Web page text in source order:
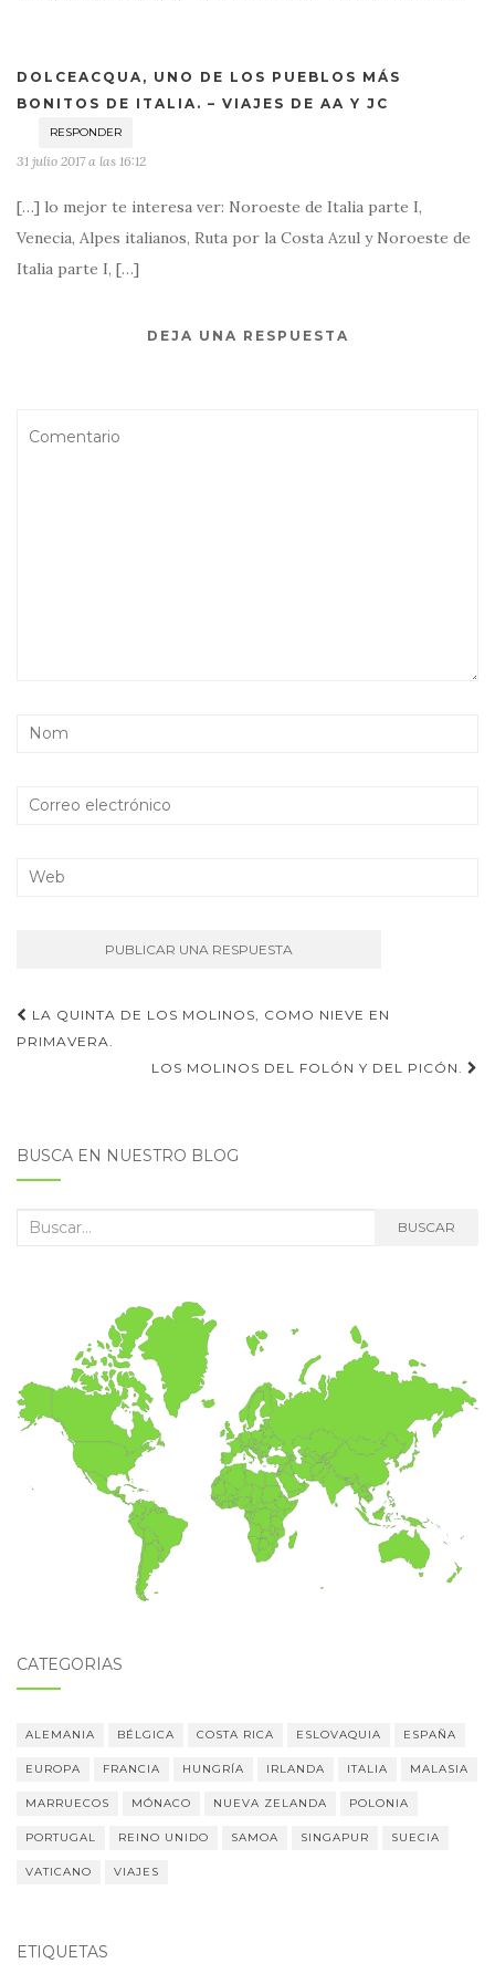
DOLCEACQUA, UNO DE LOS PUEBLOS MÁS
BONITOS DE ITALIA. – VIAJES DE AA Y JC
RESPONDER
31 julio 2017 a las 16:12
[…] lo mejor te interesa ver: Noroeste de Italia parte I,
Venecia, Alpes italianos, Ruta por la Costa Azul y Noroeste de
Italia parte I, […]
DEJA UNA RESPUESTA
Navegación
de
entradas
LA QUINTA DE LOS MOLINOS, COMO NIEVE EN
PRIMAVERA.
LOS MOLINOS DEL FOLÓN Y DEL PICÓN.
BUSCA EN NUESTRO BLOG
Buscar: BUSCAR
CATEGORÍAS
ALEMANIA BÉLGICA COSTA RICA ESLOVAQUIA ESPAÑA
EUROPA FRANCIA HUNGRÍA IRLANDA ITALIA MALASIA
MARRUECOS MÓNACO NUEVA ZELANDA POLONIA
PORTUGAL REINO UNIDO SAMOA SINGAPUR SUECIA
VATICANO VIAJES
ETIQUETAS